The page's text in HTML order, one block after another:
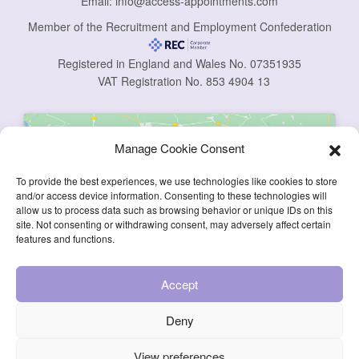
Manage Cookie Consent
To provide the best experiences, we use technologies like cookies to store
and/or access device information. Consenting to these technologies will
allow us to process data such as browsing behavior or unique IDs on this
site. Not consenting or withdrawing consent, may adversely affect certain
features and functions.
Accept
Deny
Member of the Recruitment and Employment Confederation
Registered in England and Wales No. 07351935
VAT Registration No. 853 4904 13
Click to accept marketing cookies and
enable this content